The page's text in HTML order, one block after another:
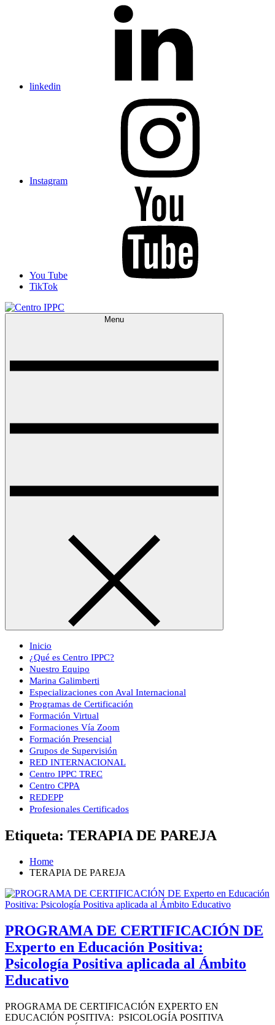
linkedin
Instagram
You Tube
TikTok
Menu
Inicio
¿Qué es Centro IPPC?
Nuestro Equipo
Marina Galimberti
Especializaciones con Aval Internacional
Programas de Certificación
Formación Virtual
Formaciones Vía Zoom
Formación Presencial
Grupos de Supervisión
RED INTERNACIONAL
Centro IPPC TREC
Centro CPPA
REDEPP
Profesionales Certificados
Etiqueta: TERAPIA DE PAREJA
Home
TERAPIA DE PAREJA
PROGRAMA DE CERTIFICACIÓN DE
Experto en Educación Positiva:
Psicología Positiva aplicada al Ámbito
Educativo
PROGRAMA DE CERTIFICACIÓN EXPERTO EN
EDUCACIÓN POSITIVA: PSICOLOGÍA POSITIVA